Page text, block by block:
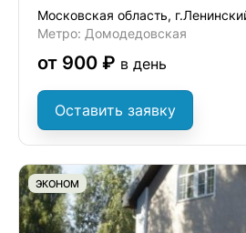
Московская область,
Метро: Домодедовская
от 900 ₽ в день
Оставить заявку
ЭКОНОМ